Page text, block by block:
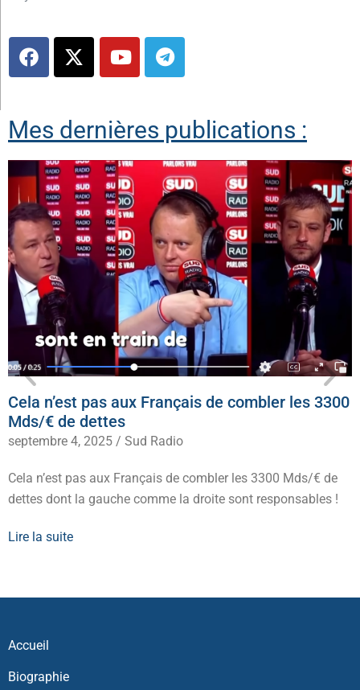
Mes dernières publications :
Cela n’est pas aux Français de combler les 3300
Mds/€ de dettes
septembre 4, 2025 / Sud Radio
Cela n’est pas aux Français de combler les 3300 Mds/€ de
dettes dont la gauche comme la droite sont responsables !
Lire la suite
Accueil
Biographie